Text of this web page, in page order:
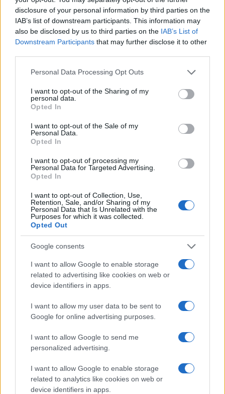
disclosure of your personal information by third parties on the
IAB’s list of downstream participants. This information may
also be disclosed by us to third parties on the IAB’s List of
Downstream Participants that may further disclose it to other
Please note that this website/app uses one or more Google
not limited to your visit or usage behaviour. You may click to
grant or deny consent to Google and its third-party tags to
use your data for below specified purposes in below Google
consent section.
Personal Data Processing Opt Outs
I want to opt-out of the Sharing of my
personal data.
Opted In
I want to opt-out of the Sale of my
Personal Data.
Opted In
I want to opt-out of processing my
Personal Data for Targeted Advertising.
Opted In
I want to opt-out of Collection, Use,
Retention, Sale, and/or Sharing of my
Personal Data that Is Unrelated with the
Purposes for which it was collected.
Opted Out
Google consents
I want to allow Google to enable storage
related to advertising like cookies on web or
device identifiers in apps.
I want to allow my user data to be sent to
Google for online advertising purposes.
I want to allow Google to send me
personalized advertising.
I want to allow Google to enable storage
related to analytics like cookies on web or
device identifiers in apps.
Continua a leggere
Retention nel settore finanziario: soluzioni per
Ilaria Galli · 7 Ago 2026
ESG AZIENDE
Ilaria Galli · 7 Ago 2026